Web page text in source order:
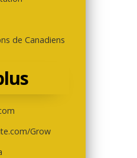
de Canadiens
Grow